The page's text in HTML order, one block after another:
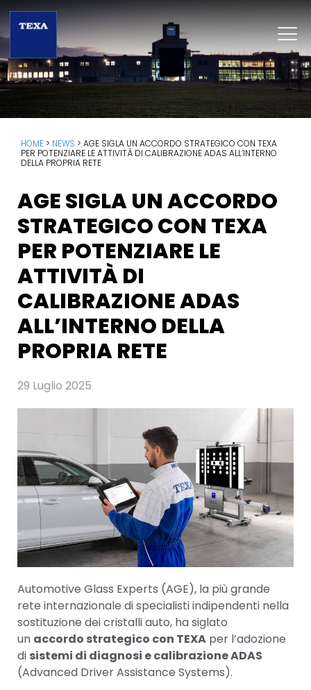
HOME > NEWS > AGE SIGLA UN ACCORDO STRATEGICO CON TEXA
PER POTENZIARE LE ATTIVITÀ DI CALIBRAZIONE ADAS ALL’INTERNO
DELLA PROPRIA RETE
AGE SIGLA UN ACCORDO
STRATEGICO CON TEXA
PER POTENZIARE LE
ATTIVITÀ DI
CALIBRAZIONE ADAS
ALL’INTERNO DELLA
PROPRIA RETE
29 Luglio 2025
Automotive Glass Experts (AGE), la più grande
rete internazionale di specialisti indipendenti nella
sostituzione dei cristalli auto, ha siglato
un accordo strategico con TEXA per l’adozione
di sistemi di diagnosi e calibrazione ADAS
(Advanced Driver Assistance Systems).